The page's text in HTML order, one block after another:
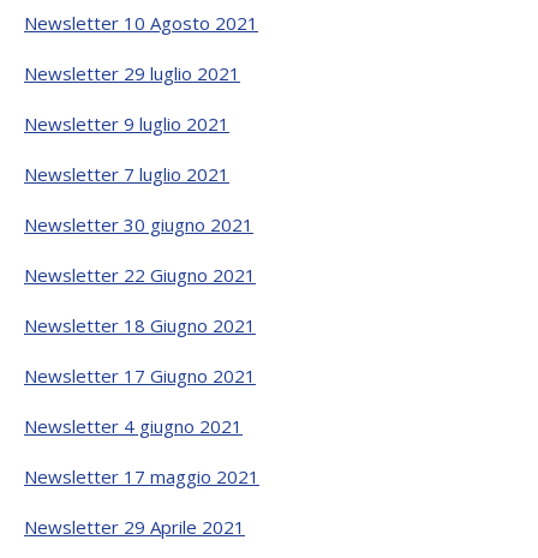
Newsletter 10 Agosto 2021
Newsletter 29 luglio 2021
Newsletter 9 luglio 2021
Newsletter 7 luglio 2021
Newsletter 30 giugno 2021
Newsletter 22 Giugno 2021
Newsletter 18 Giugno 2021
Newsletter 17 Giugno 2021
Newsletter 4 giugno 2021
Newsletter 17 maggio 2021
Newsletter 29 Aprile 2021